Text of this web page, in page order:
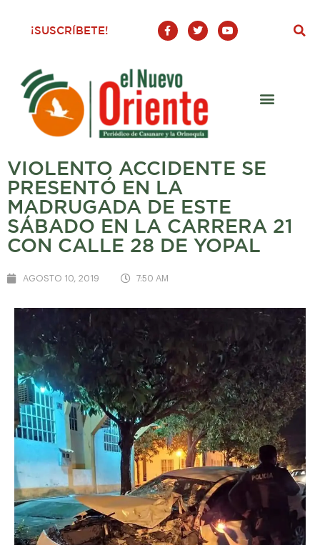
¡SUSCRÍBETE!
F
a
c
o
o
-
T
w
i
Y
o
u
VIOLENTO ACCIDENTE SE
PRESENTÓ EN LA
MADRUGADA DE ESTE
SÁBADO EN LA CARRERA 21
CON CALLE 28 DE YOPAL
AGOSTO 10, 2019 7:50 AM